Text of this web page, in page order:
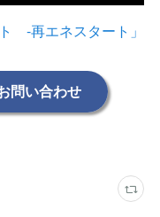
-再エネスタート」